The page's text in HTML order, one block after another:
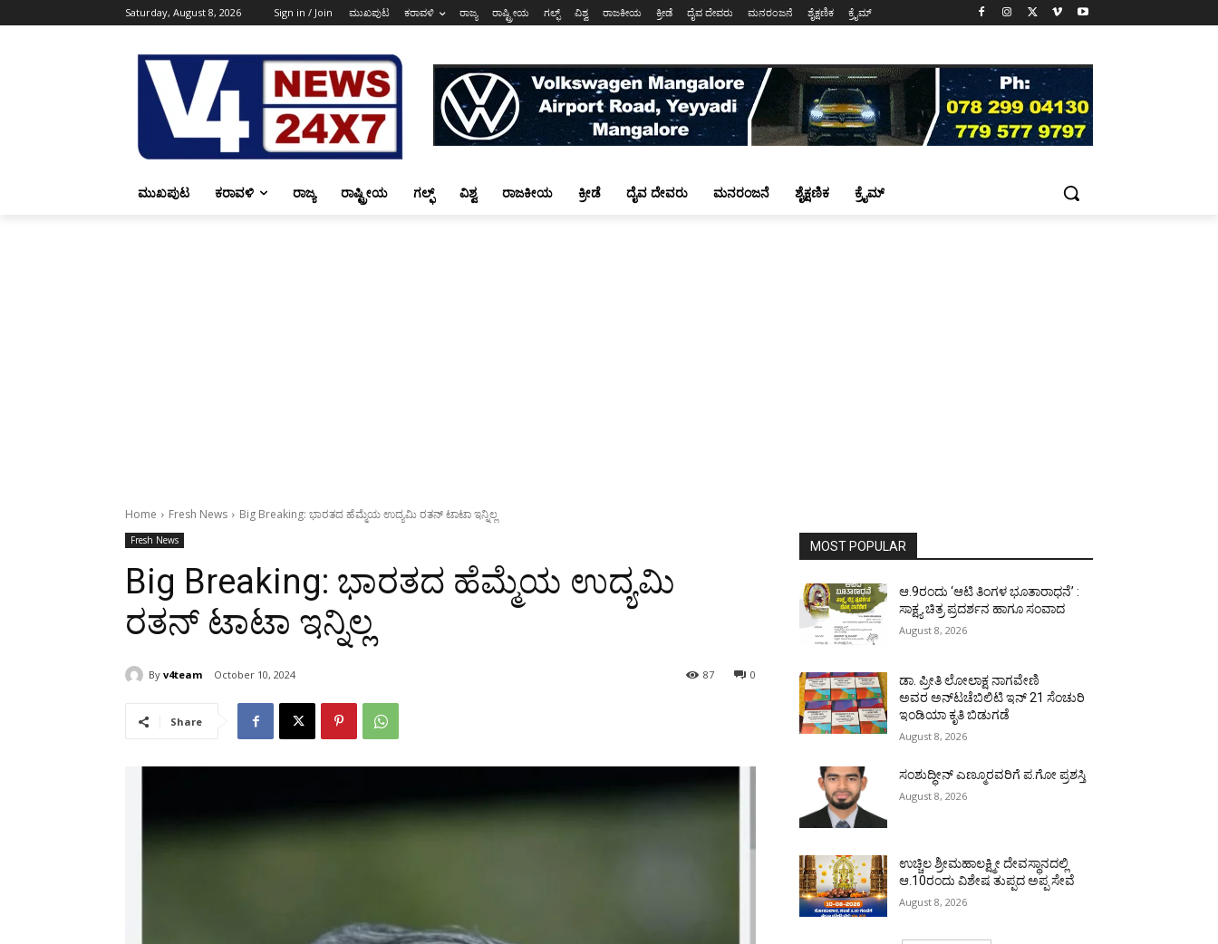
Saturday, August 8, 2026 Sign in / Join ಮುಖಪುಟ ಕರಾವಳಿ ರಾಜ್ಯ ರಾಷ್ಟ್ರೀಯ ಗಲ್ಫ್ ವಿಶ್ವ ರಾಜಕೀಯ ಕ್ರೀಡೆ ದೈವ ದೇವರು ಮನರಂಜನೆ ಶೈಕ್ಷಣಿಕ ಕ್ರೈಮ್
ಮುಖಪುಟ ಕರಾವಳಿ ರಾಜ್ಯ ರಾಷ್ಟ್ರೀಯ ಗಲ್ಫ್ ವಿಶ್ವ ರಾಜಕೀಯ ಕ್ರೀಡೆ ದೈವ ದೇವರು ಮನರಂಜನೆ ಶೈಕ್ಷಣಿಕ ಕ್ರೈಮ್
Home Fresh News Big Breaking: ಭಾರತದ ಹೆಮ್ಮೆಯ ಉದ್ಯಮಿ ರತನ್‌ ಟಾಟಾ ಇನ್ನಿಲ್ಲ
Fresh News
Big Breaking: ಭಾರತದ ಹೆಮ್ಮೆಯ ಉದ್ಯಮಿ
ರತನ್‌ ಟಾಟಾ ಇನ್ನಿಲ್ಲ
By v4team October 10, 2024 0
87
Share
MOST POPULAR
ಆ.9ರಂದು ‘ಆಟಿ ತಿಂಗಳ ಭೂತಾರಾಧನೆ’ :
ಸಾಕ್ಷ್ಯ ಚಿತ್ರ ಪ್ರದರ್ಶನ ಹಾಗೂ ಸಂವಾದ
August 8, 2026
ಡಾ. ಪ್ರೀತಿ ಲೋಲಾಕ್ಷ ನಾಗವೇಣಿ
ಅವರ ಅನ್‌ಟಚೆಬಿಲಿಟಿ ಇನ್ 21 ಸೆಂಚುರಿ
ಇಂಡಿಯಾ ಕೃತಿ ಬಿಡುಗಡೆ
August 8, 2026
ಸಂಶುದ್ಧೀನ್ ಎಣ್ಮೂರವರಿಗೆ ಪ.ಗೋ ಪ್ರಶಸ್ತಿ
August 8, 2026
ಉಚ್ಚಿಲ ಶ್ರೀಮಹಾಲಕ್ಷ್ಮೀ ದೇವಸ್ಥಾನದಲ್ಲಿ
ಆ.10ರಂದು ವಿಶೇಷ ತುಪ್ಪದ ಅಪ್ಪ ಸೇವೆ
August 8, 2026